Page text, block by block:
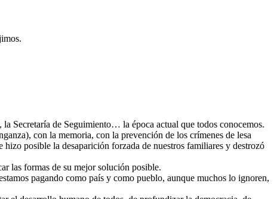
Secretaría de Seguimiento… la época actual que todos conocemos.
con la memoria, con la prevención de los crímenes de lesa
posible la desaparición forzada de nuestros familiares y destrozó
las formas de su mejor solución posible.
pagando como país y como pueblo, aunque muchos lo ignoren,